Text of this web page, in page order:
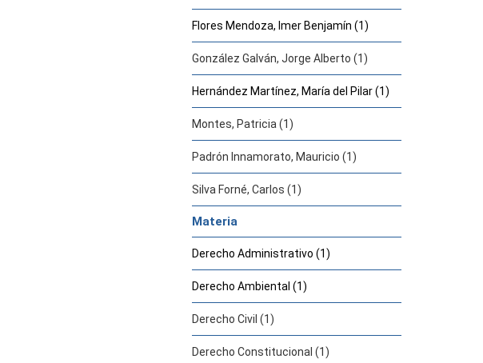
Flores Mendoza, Imer Benjamín (1)
González Galván, Jorge Alberto (1)
Hernández Martínez, María del Pilar (1)
Montes, Patricia (1)
Padrón Innamorato, Mauricio (1)
Silva Forné, Carlos (1)
Materia
Derecho Administrativo (1)
Derecho Ambiental (1)
Derecho Civil (1)
Derecho Constitucional (1)